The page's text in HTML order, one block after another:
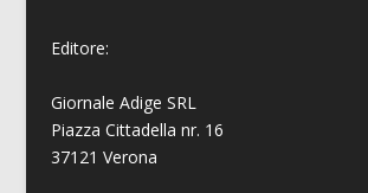
Editore:
Giornale Adige SRL
Piazza Cittadella nr. 16
37121 Verona